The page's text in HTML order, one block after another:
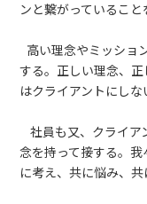
ンと繋がっているこ
高い理念やミッショ
する。正しい理念、
はクライアントにしな
社員も又、クライア
念を持って接する。
に考え、共に悩み、共